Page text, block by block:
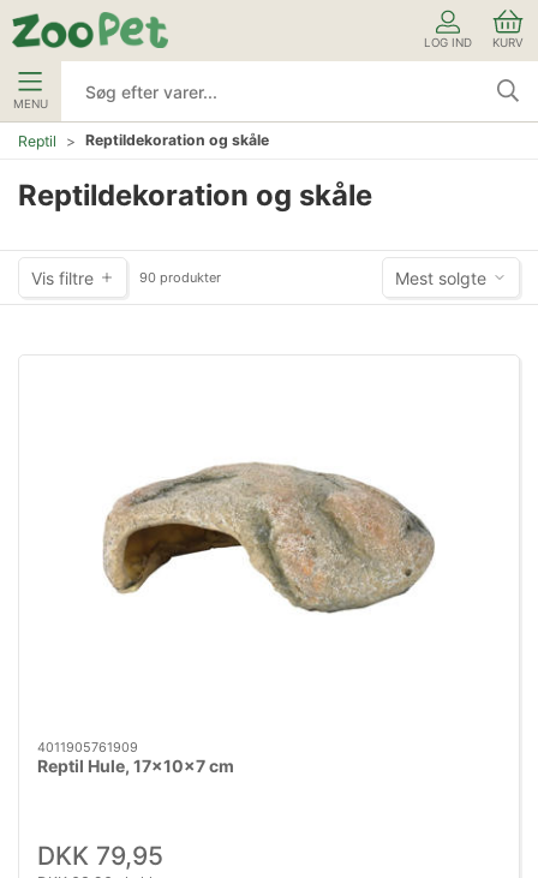
LOG IND KURV
MENU
Reptil Reptildekoration og skåle
Reptildekoration og skåle
Vis filtre 90 produkter Mest solgte
4011905761909
Reptil Hule, 17×10×7 cm
DKK 79,95